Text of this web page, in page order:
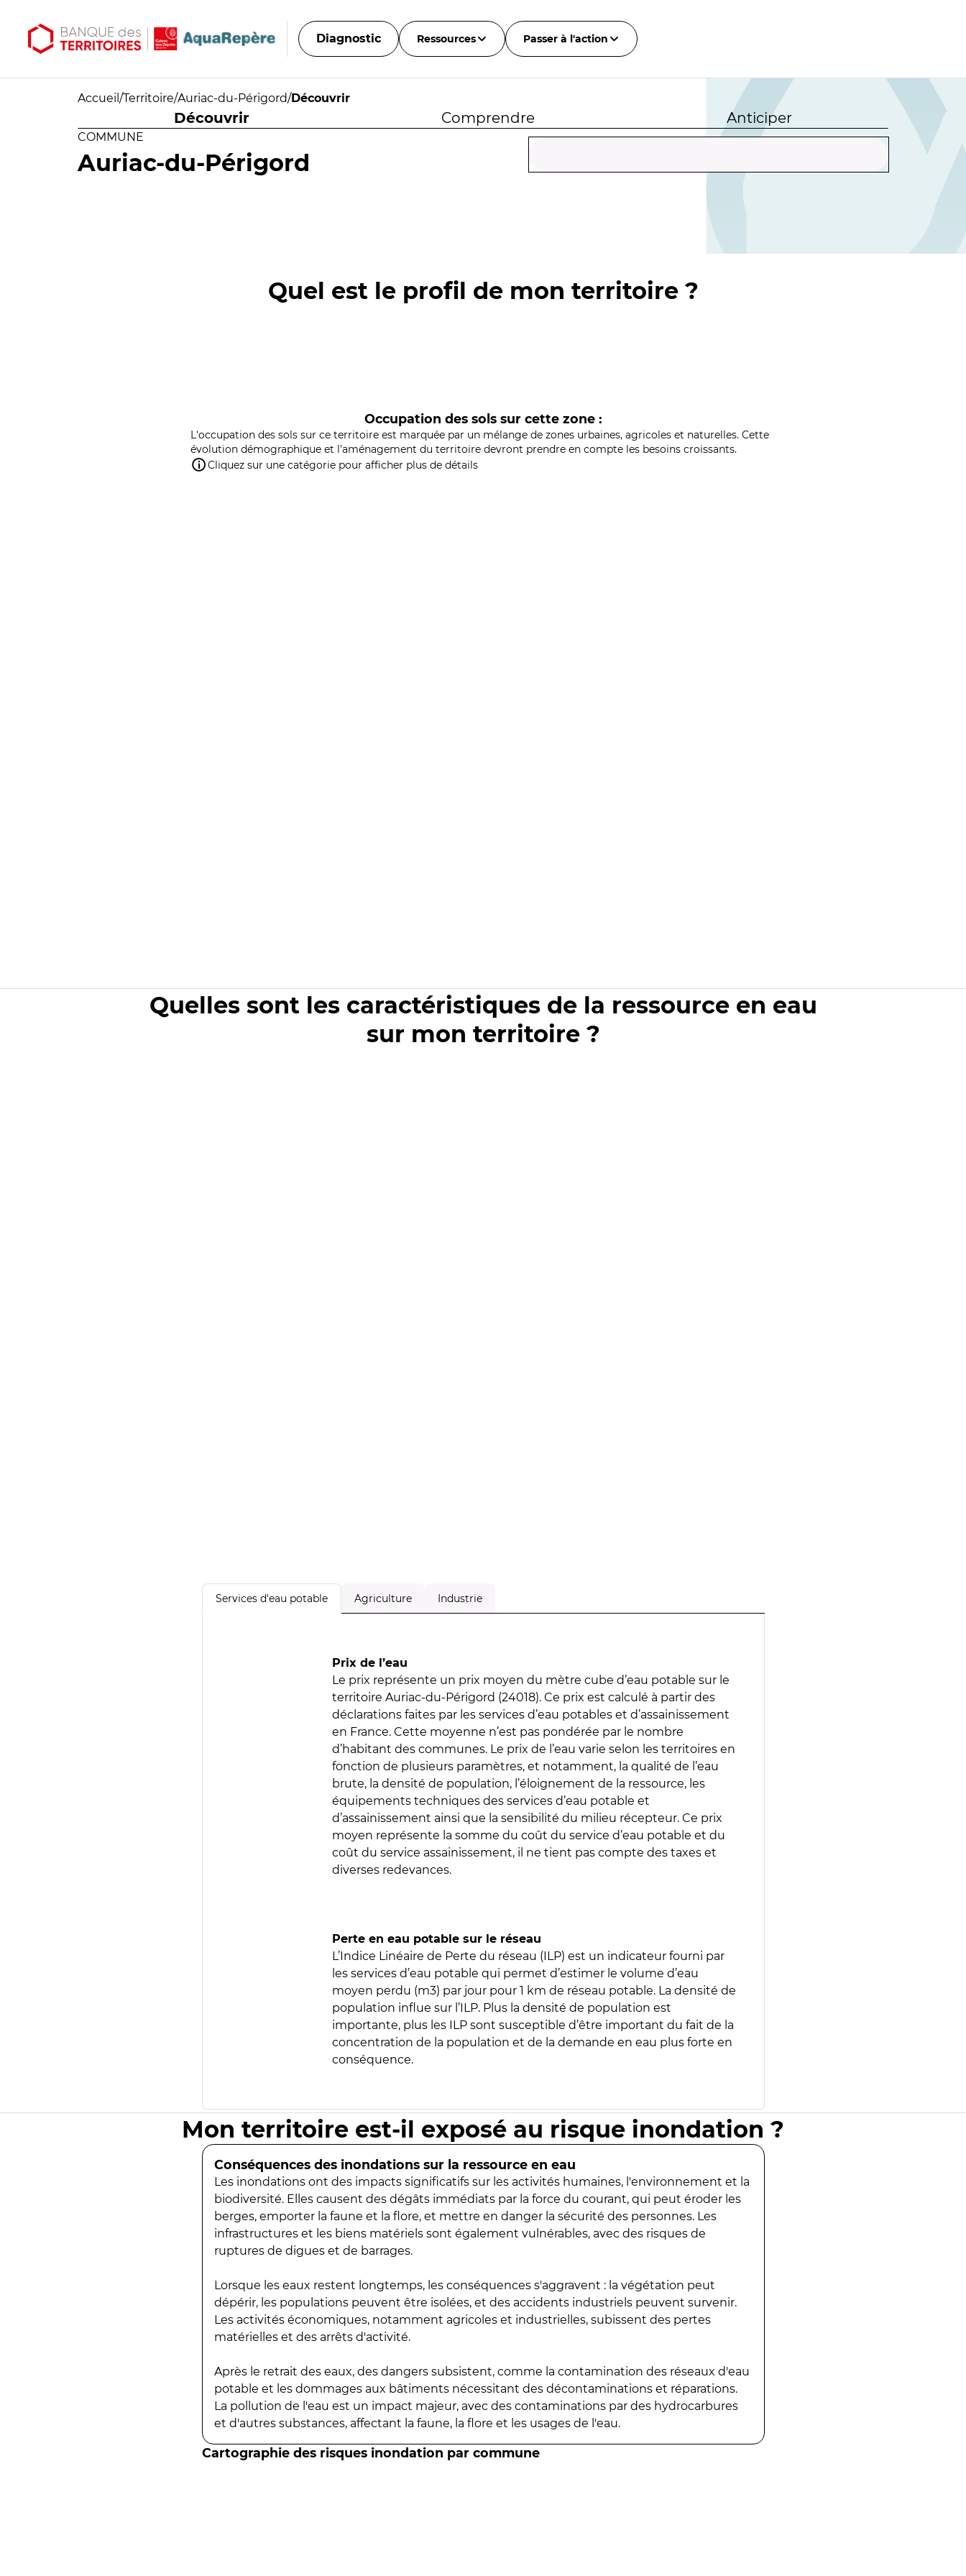
Diagnostic Ressources Passer à l'action
Accueil /Territoire/Auriac-du-Périgord/Découvrir
Découvrir Comprendre Anticiper
COMMUNE
Auriac-du-Périgord
Quel est le profil de mon territoire ?
Occupation des sols sur cette zone :
L'occupation des sols sur ce territoire est marquée par un mélange de zones urbaines, agricoles et naturelles. Cette
évolution démographique et l'aménagement du territoire devront prendre en compte les besoins croissants.
Cliquez sur une catégorie pour afficher plus de détails
Quelles sont les caractéristiques de la ressource en eau
sur mon territoire ?
Services d'eau potable Agriculture Industrie
Prix de l’eau
Le prix représente un prix moyen du mètre cube d’eau potable sur le
territoire Auriac-du-Périgord (24018). Ce prix est calculé à partir des
déclarations faites par les services d’eau potables et d’assainissement
en France. Cette moyenne n’est pas pondérée par le nombre
d’habitant des communes. Le prix de l’eau varie selon les territoires en
fonction de plusieurs paramètres, et notamment, la qualité de l’eau
brute, la densité de population, l’éloignement de la ressource, les
équipements techniques des services d’eau potable et
d’assainissement ainsi que la sensibilité du milieu récepteur. Ce prix
moyen représente la somme du coût du service d’eau potable et du
coût du service assainissement, il ne tient pas compte des taxes et
diverses redevances.
Perte en eau potable sur le réseau
L’Indice Linéaire de Perte du réseau (ILP) est un indicateur fourni par
les services d’eau potable qui permet d’estimer le volume d’eau
moyen perdu (m3) par jour pour 1 km de réseau potable. La densité de
population influe sur l’ILP. Plus la densité de population est
importante, plus les ILP sont susceptible d’être important du fait de la
concentration de la population et de la demande en eau plus forte en
conséquence.
Mon territoire est-il exposé au risque inondation ?
Conséquences des inondations sur la ressource en eau
Les inondations ont des impacts significatifs sur les activités humaines, l'environnement et la
biodiversité. Elles causent des dégâts immédiats par la force du courant, qui peut éroder les
berges, emporter la faune et la flore, et mettre en danger la sécurité des personnes. Les
infrastructures et les biens matériels sont également vulnérables, avec des risques de
ruptures de digues et de barrages.
Lorsque les eaux restent longtemps, les conséquences s'aggravent : la végétation peut
dépérir, les populations peuvent être isolées, et des accidents industriels peuvent survenir.
Les activités économiques, notamment agricoles et industrielles, subissent des pertes
matérielles et des arrêts d'activité.
Après le retrait des eaux, des dangers subsistent, comme la contamination des réseaux d'eau
potable et les dommages aux bâtiments nécessitant des décontaminations et réparations.
La pollution de l'eau est un impact majeur, avec des contaminations par des hydrocarbures
et d'autres substances, affectant la faune, la flore et les usages de l'eau.
Cartographie des risques inondation par commune